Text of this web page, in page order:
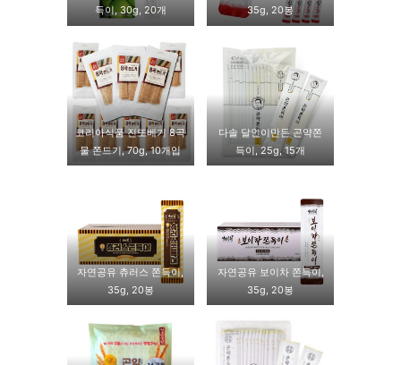
득이, 30g, 20개
35g, 20봉
코리아식품 진또베기 8곡
물 쫀드기, 70g, 10개입
다솔 달인이만든 곤약쫀
득이, 25g, 15개
자연공유 츄러스 쫀득이,
35g, 20봉
자연공유 보이차 쫀득이,
35g, 20봉